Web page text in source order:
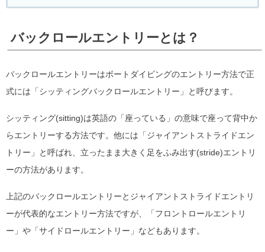
バックロールエントリーとは？
バックロールエントリーはボートダイビングのエントリー方法で正
式には「シッティングバックロールエントリー」と呼びます。
シッティング(sitting)は英語の「座っている」の意味で座って背中か
らエントリーする方法です。他には「ジャイアントストライドエン
トリー」と呼ばれ、立ったまま大きく足をふみ出す(stride)エントリ
ーの方法があります。
上記のバックロールエントリーとジャイアントストライドエントリ
ーが代表的なエントリー方法ですが、「フロントロールエントリ
ー」や「サイドロールエントリー」などもあります。